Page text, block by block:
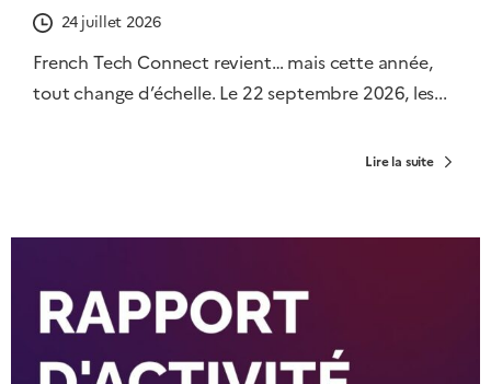
24 juillet 2026
French Tech Connect revient… mais cette année,
tout change d’échelle. Le 22 septembre 2026, les...
Lire la suite